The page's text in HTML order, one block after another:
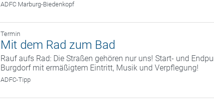
ADFC Marburg-Biedenkopf
Termin
Mit dem Rad zum Bad
Rauf aufs Rad: Die Straßen gehören nur uns! Start- und
Burgdorf mit ermäßigtem Eintritt, Musik und Verpflegung!
ADFC-Tipp